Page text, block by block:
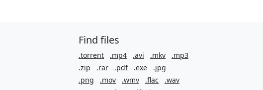
Find files
.torrent .mp4 .avi .mkv
.mp3
.zip
.rar .pdf .exe
.jpg
.png
.mov .wmv .flac
.wav